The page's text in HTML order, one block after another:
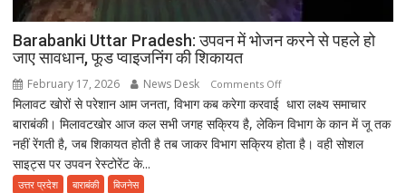
Barabanki Uttar Pradesh: उपवन में भोजन करने से पहले हो
जाए सावधान, फूड प्वाइजनिंग की शिकायत
February 17, 2026 News Desk Comments Offon
Barabanki
Uttar
Pradesh:
मिलावट खोरों से परेशान आम जनता, विभाग कब करेगा करवाई धारा लक्ष्य समाचार
बाराबंकी। मिलावटखोर आज कल सभी जगह सक्रिय है, लेकिन विभाग के कान में जू तक
नहीं रेंगती है, जब शिकायत होती है तब जाकर विभाग सक्रिय होता है। वही सोशल
साइट्स पर उपवन रेस्टोरेंट के...
उत्तर प्रदेश बाराबंकी बिजनेस